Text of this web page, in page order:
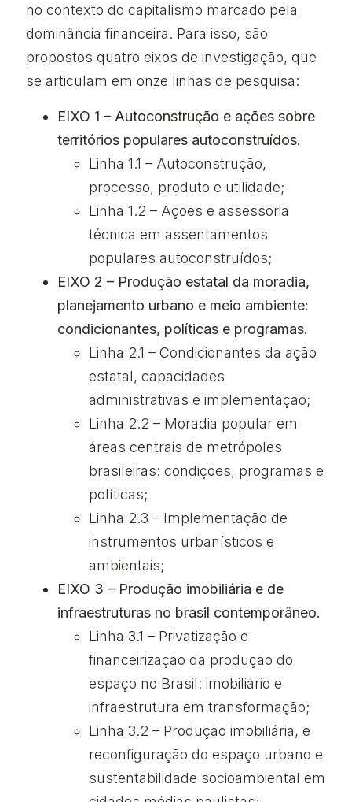
no contexto do capitalismo marcado pela
dominância financeira. Para isso, são
propostos quatro eixos de investigação, que
se articulam em onze linhas de pesquisa:
EIXO 1 – Autoconstrução e ações sobre
territórios populares autoconstruídos.
Linha 1.1 – Autoconstrução,
processo, produto e utilidade;
Linha 1.2 – Ações e assessoria
técnica em assentamentos
populares autoconstruídos;
EIXO 2 – Produção estatal da moradia,
planejamento urbano e meio ambiente:
condicionantes, políticas e programas.
Linha 2.1 – Condicionantes da ação
estatal, capacidades
administrativas e implementação;
Linha 2.2 – Moradia popular em
áreas centrais de metrópoles
brasileiras: condições, programas e
políticas;
Linha 2.3 – Implementação de
instrumentos urbanísticos e
ambientais;
EIXO 3 – Produção imobiliária e de
infraestruturas no brasil contemporâneo.
Linha 3.1 – Privatização e
financeirização da produção do
espaço no Brasil: imobiliário e
infraestrutura em transformação;
Linha 3.2 – Produção imobiliária, e
reconfiguração do espaço urbano e
sustentabilidade socioambiental em